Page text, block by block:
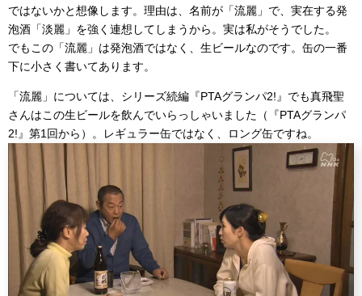
ではないかと想像します。理由は、名前が「流麗」で、実在する発
泡酒「淡麗」を強く連想してしまうから。実は私がそうでした。
でもこの「流麗」は発泡酒ではなく、生ビールなのです。缶の一番
下に小さく書いてあります。
「流麗」については、シリーズ続編『PTAグランパ2!』でも真飛聖
さんはこの生ビールを飲んでいらっしゃいました（『PTAグランパ
2!』第1回から）。レギュラー缶ではなく、ロング缶ですね。